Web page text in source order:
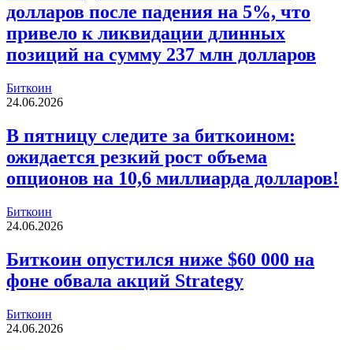
долларов после падения на 5%, что
привело к ликвидации длинных
позиций на сумму 237 млн долларов
Биткоин
24.06.2026
В пятницу следите за биткоином:
ожидается резкий рост объема
опционов на 10,6 миллиарда долларов!
Биткоин
24.06.2026
Биткоин опустился ниже $60 000 на
фоне обвала акций Strategy
Биткоин
24.06.2026